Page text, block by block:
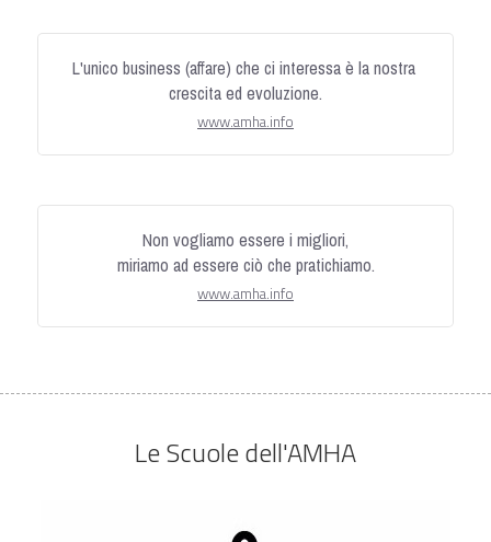
L'unico business (affare) che ci interessa è la nostra
crescita ed evoluzione.
www.amha.info
Non vogliamo essere i migliori,
miriamo ad essere ciò che pratichiamo.
www.amha.info
Le Scuole dell'AMHA